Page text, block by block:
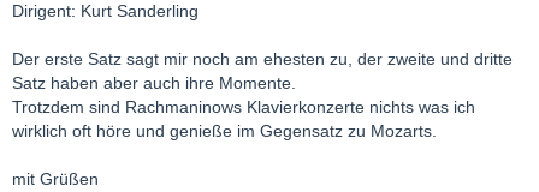
Dirigent: Kurt Sanderling
Der erste Satz sagt mir noch am ehesten zu, der zweite und dritte
Satz haben aber auch ihre Momente.
Trotzdem sind Rachmaninows Klavierkonzerte nichts was ich
wirklich oft höre und genieße im Gegensatz zu Mozarts.
mit Grüßen